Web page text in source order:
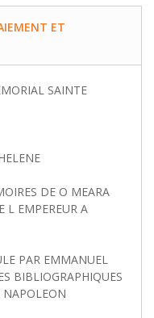
ET
SAINTE
DE O MEARA
L EMPEREUR A
PAR EMMANUEL
BIBLIOGRAPHIQUES
NAPOLEON